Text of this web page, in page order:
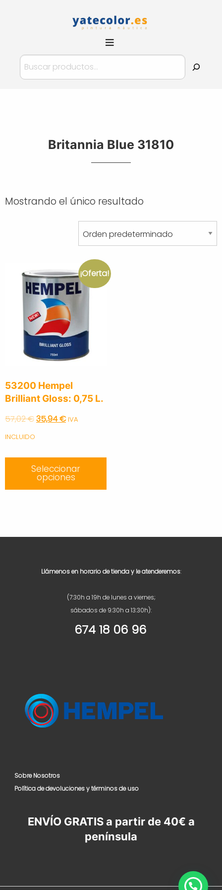
YateColor.es
Pinturas
Buscar
Britannia Blue 31810
Mostrando el único resultado
¡Oferta!
53200 Hempel
Brilliant Gloss: 0,75 L.
57,02€Original
57,02 €.
35,94€Current
35,94 €.
IVA
INCLUIDO
Seleccionar
opciones
Llámenos en horario de tienda y le atenderemos:
(7:30h a 19h de lunes a viernes;
sábados de 9:30h a 13:30h):
674 18 06 96
Sobre Nosotros
Política de devoluciones y términos de uso
ENVÍO GRATIS a partir de 40€ a
península